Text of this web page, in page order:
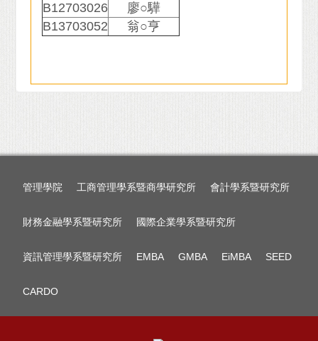
B12703026
廖○驊
B13703052
翁○亨
管理學院 工商管理學系暨商學研究所 會計學系暨研究所
財務金融學系暨研究所 國際企業學系暨研究所
資訊管理學系暨研究所 EMBA GMBA EiMBA SEED
CARDO